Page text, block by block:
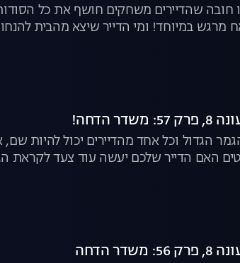
שהדיירים משחקים חושף את כל
מרגש במיוחד! ומי הדייר שיצא מהבית
הדחה!
הגדול וכל אחד מהדיירים יכול להיות
האם הדייר שלכם יעשה עוד צעד לקראת
הדחה